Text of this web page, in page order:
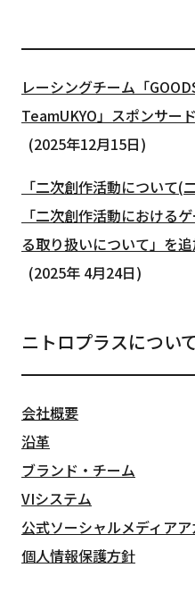
レーシングチーム「
TeamUKYO」スポンサー
2025年12月15日
「二次創作活動について(
「二次創作活動における
る取り扱いについて」を
2025年 4月24日
ニトロプラスについ
会社概要
沿革
ブランド・チーム
VIシステム
公式ソーシャルメディア
個人情報保護方針